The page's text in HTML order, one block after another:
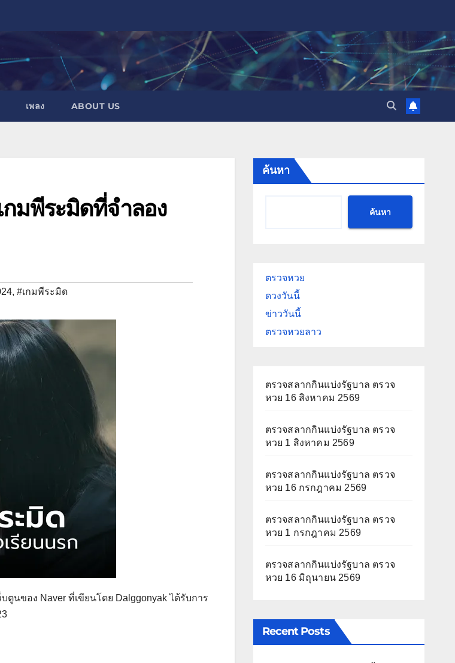
เพลง ABOUT US
มพีระมิดที่จำลอง
, #เกมพีระมิด
ตูนของ Naver ที่เขียนโดย Dalggonyak ได้รับการ
ค้นหา
ค้นหา
ตรวจหวย
ดวงวันนี้
ข่าววันนี้
ตรวจหวยลาว
ตรวจสลากกินแบ่งรัฐบาล ตรวจ
หวย 16 สิงหาคม 2569
ตรวจสลากกินแบ่งรัฐบาล ตรวจ
หวย 1 สิงหาคม 2569
ตรวจสลากกินแบ่งรัฐบาล ตรวจ
หวย 16 กรกฎาคม 2569
ตรวจสลากกินแบ่งรัฐบาล ตรวจ
หวย 1 กรกฎาคม 2569
ตรวจสลากกินแบ่งรัฐบาล ตรวจ
หวย 16 มิถุนายน 2569
Recent Posts